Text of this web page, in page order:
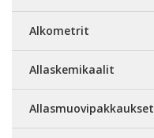
Alkometrit
Allaskemikaalit
Allasmuovipakkaukset